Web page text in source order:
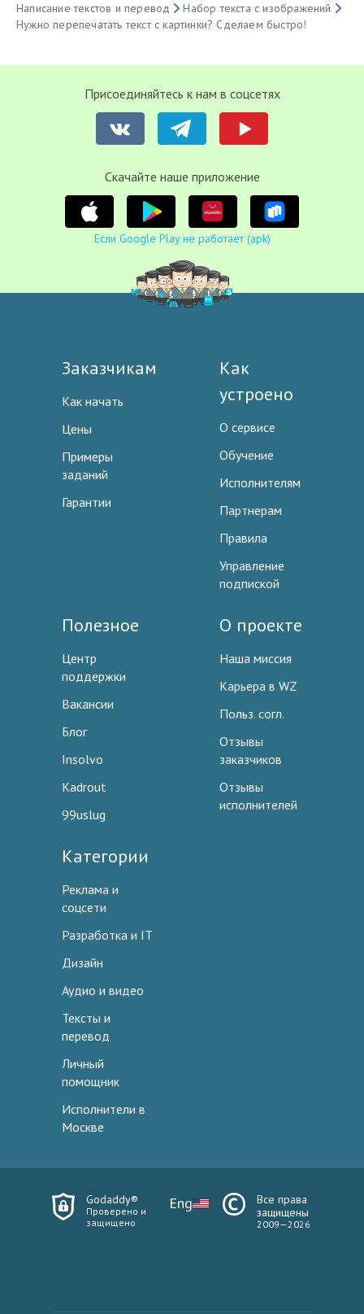
Написание текстов и перевод
Набор текста с изображений
Нужно перепечатать текст с картинки? Сделаем быстро!
Присоединяйтесь к нам в соцсетях
Cкачайте наше приложение
Если Google Play не работает (apk)
Заказчикам
Как начать
Цены
Примеры
заданий
Гарантии
Как
устроено
О сервисе
Обучение
Исполнителям
Партнерам
Правила
Управление
подпиской
Полезное
Центр
поддержки
Вакансии
Блог
Insolvo
Kadrout
99uslug
О проекте
Наша миссия
Карьера в WZ
Польз. согл.
Отзывы
заказчиков
Отзывы
исполнителей
Категории
Реклама и
соцсети
Разработка и IT
Дизайн
Аудио и видео
Тексты и
перевод
Личный
помощник
Исполнители в
Москве
Godaddy®
Проверено и
защищено
Eng
Все права
защищены
2009—2026